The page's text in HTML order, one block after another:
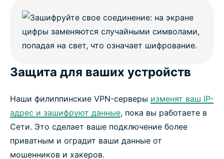
Защита для ваших устройств
Наши филиппинские VPN-серверы изменят ваш IP-
адрес и зашифруют данные, пока вы работаете в
Сети. Это сделает ваше подключение более
приватным и оградит ваши данные от
мошенников и хакеров.